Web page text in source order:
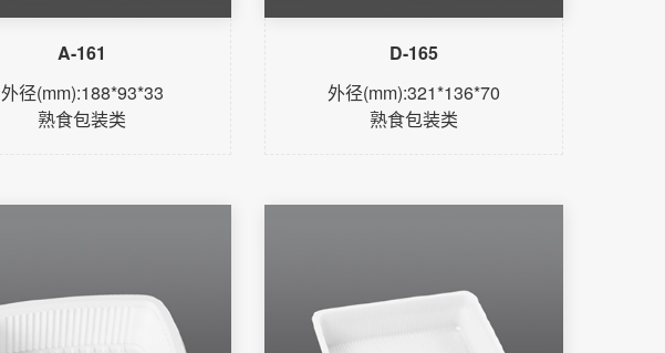
A-161
外径(mm):188*93*33
熟食包装类
D-165
外径(mm):321*136*70
熟食包装类